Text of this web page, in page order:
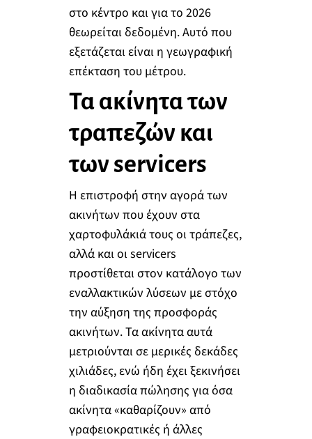
στο κέντρο και για το 2026
θεωρείται δεδομένη. Αυτό που
εξετάζεται είναι η γεωγραφική
επέκταση του μέτρου.
Τα ακίνητα των
τραπεζών και
των servicers
Η επιστροφή στην αγορά των
ακινήτων που έχουν στα
χαρτοφυλάκιά τους οι τράπεζες,
αλλά και οι servicers
προστίθεται στον κατάλογο των
εναλλακτικών λύσεων με στόχο
την αύξηση της προσφοράς
ακινήτων. Τα ακίνητα αυτά
μετριούνται σε μερικές δεκάδες
χιλιάδες, ενώ ήδη έχει ξεκινήσει
η διαδικασία πώλησης για όσα
ακίνητα «καθαρίζουν» από
γραφειοκρατικές ή άλλες